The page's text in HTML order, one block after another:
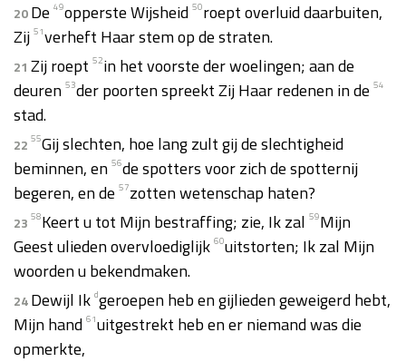
20De 49opperste Wijsheid 50roept overluid daarbuiten,
Zij 51verheft Haar stem op de straten.
21 Zij roept 52in het voorste der woelingen; aan de
deuren 53der poorten spreekt Zij Haar redenen in de 54
stad.
22 55Gij slechten, hoe lang zult gij de slechtigheid
beminnen, en 56de spotters voor zich de spotternij
begeren, en de 57zotten wetenschap haten?
23 58Keert u tot Mijn bestraffing; zie, Ik zal 59Mijn
Geest ulieden overvloediglijk 60uitstorten; Ik zal Mijn
woorden u bekendmaken.
24Dewijl Ik dgeroepen heb en gijlieden geweigerd hebt,
Mijn hand 61uitgestrekt heb en er niemand was die
opmerkte,